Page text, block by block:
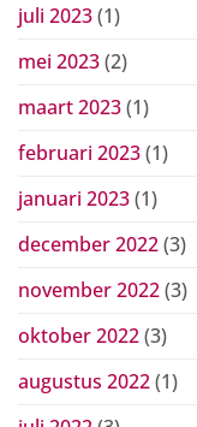
juli 2023(1)
mei 2023(2)
maart 2023(1)
februari 2023(1)
januari 2023(1)
december 2022(3)
november 2022(3)
oktober 2022(3)
augustus 2022(1)